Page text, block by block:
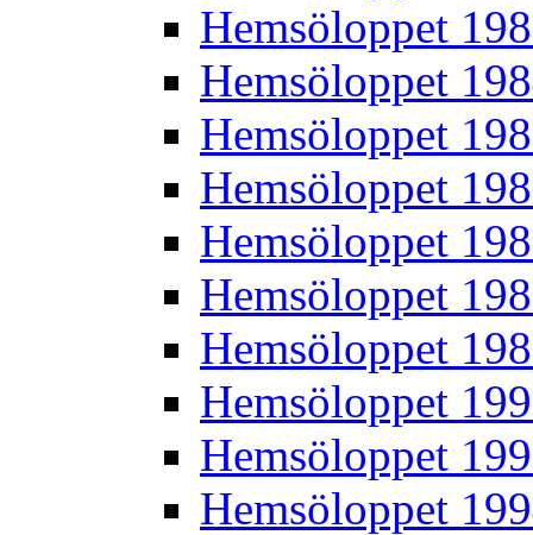
Hemsöloppet
Hemsöloppet
Hemsöloppet
Hemsöloppet
Hemsöloppet
Hemsöloppet
Hemsöloppet
Hemsöloppet
Hemsöloppet
Hemsöloppet